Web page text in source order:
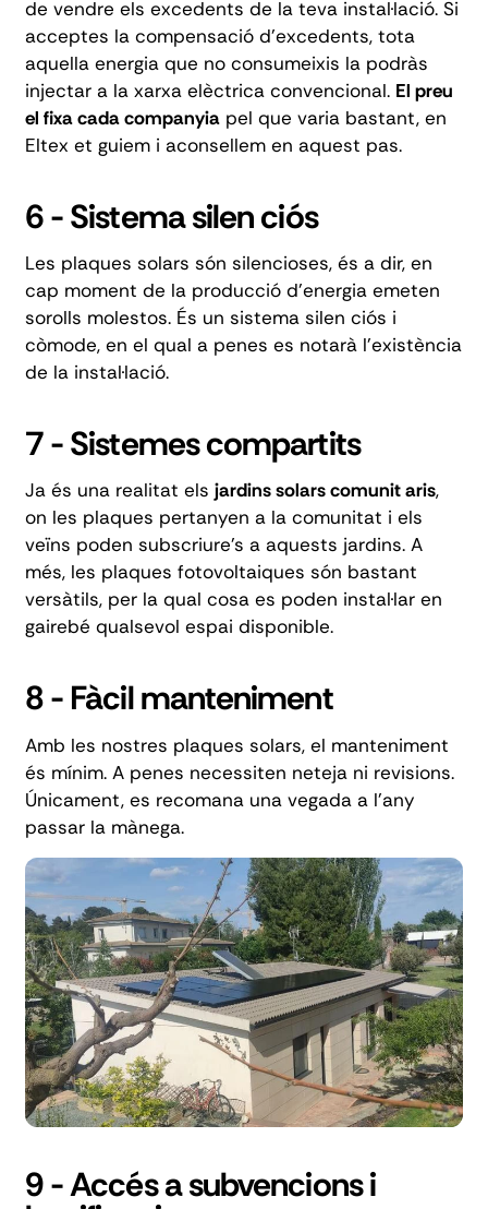
de vendre els excedents de la teva instal·lació. Si
acceptes la compensació d'excedents, tota
aquella energia que no consumeixis la podràs
injectar a la xarxa elèctrica convencional. El preu
el fixa cada companyiapel que varia bastant, en
Eltex et guiem i aconsellem en aquest pas.
6 - Sistema silen ciós
Les plaques solars són silencioses, és a dir, en
cap moment de la producció d'energia emeten
sorolls molestos. És un sistema silen ciós i
còmode, en el qual a penes es notarà l'existència
de la instal·lació.
7 - Sistemes compartits
Ja és una realitat els jardins solars comunit aris,
on les plaques pertanyen a la comunitat i els
veïns poden subscriure's a aquests jardins. A
més, les plaques fotovoltaiques són bastant
versàtils, per la qual cosa es poden instal·lar en
gairebé qualsevol espai disponible.
8 - Fàcil manteniment
Amb les nostres plaques solars, el manteniment
és mínim. A penes necessiten neteja ni revisions.
Únicament, es recomana una vegada a l'any
passar la mànega.
9 - Accés a subvencions i